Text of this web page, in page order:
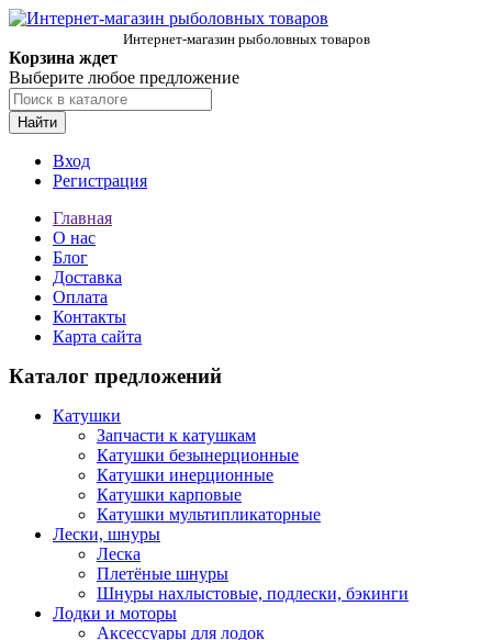
Интернет-магазин рыболовных товаров
Корзина ждет
Выберите любое предложение
Найти
Вход
Регистрация
Главная
О нас
Блог
Доставка
Оплата
Контакты
Карта сайта
Каталог предложений
Катушки
Запчасти к катушкам
Катушки безынерционные
Катушки инерционные
Катушки карповые
Катушки мультипликаторные
Лески, шнуры
Леска
Плетёные шнуры
Шнуры нахлыстовые, подлески, бэкинги
Лодки и моторы
Аксессуары для лодок